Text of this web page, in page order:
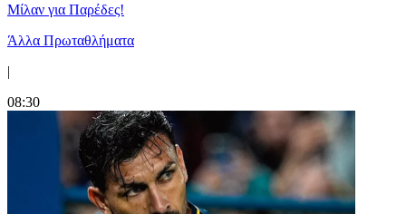
Μίλαν για Παρέδες!
Άλλα Πρωταθλήματα
|
08:30